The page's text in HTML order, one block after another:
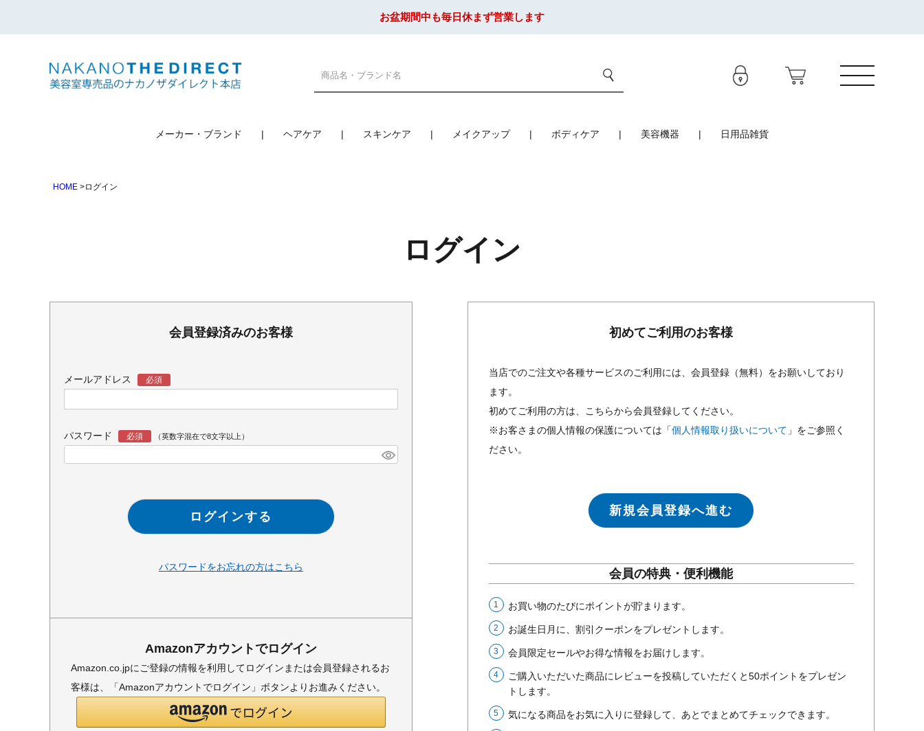
お盆期間中も毎日休まず営業します
メーカー・ブランド ヘアケア スキンケア メイクアップ ボディケア 美容機器 日用品雑貨
HOME ログイン
ログイン
会員登録済みのお客様
メールアドレス
パスワード
ログインする
パスワードをお忘れの方はこちら
Amazonアカウントでログイン
Amazon.co.jpにご登録の情報を利用してログインまたは会員登録されるお
客様は、「Amazonアカウントでログイン」ボタンよりお進みください。
初めてご利用のお客様
当店でのご注文や各種サービスのご利用には、会員登録（無料）をお願いしており
ます。
初めてご利用の方は、こちらから会員登録してください。
※お客さまの個人情報の保護については「個人情報取り扱いについて 」をご参照く
ださい。
新規会員登録へ進む
会員の特典・便利機能
お買い物のたびにポイントが貯まります。
お誕生日月に、割引クーポンをプレゼントします。
会員限定セールやお得な情報をお届けします。
ご購入いただいた商品にレビューを投稿していただくと50ポイントをプレゼン
トします。
気になる商品をお気に入りに登録して、あとでまとめてチェックできます。